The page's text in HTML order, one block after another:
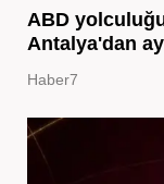
ABD
Antalya'dan
Haber7